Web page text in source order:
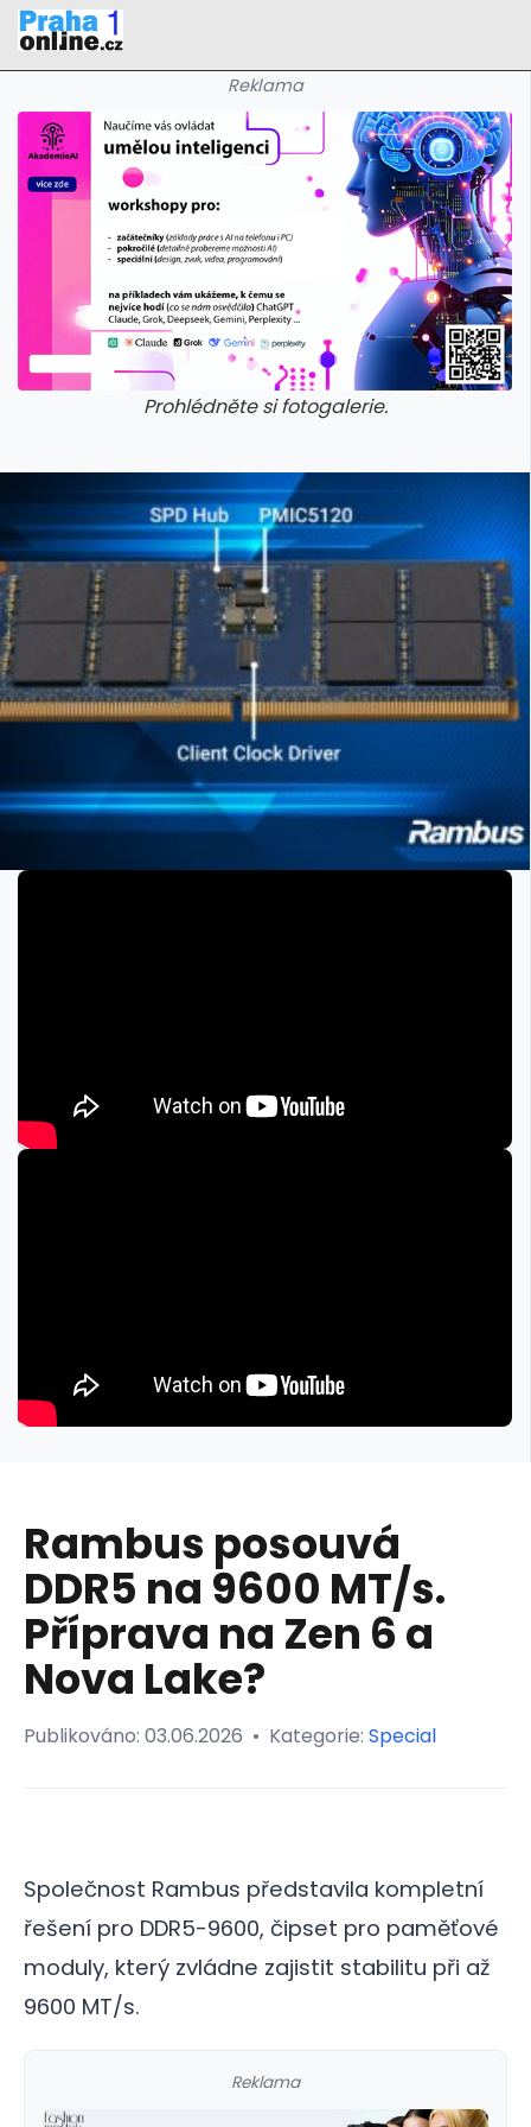
Reklama
Prohlédněte si fotogalerie.
Rambus posouvá
DDR5 na 9600 MT/s.
Příprava na Zen 6 a
Nova Lake?
Publikováno: 03.06.2026 • Kategorie: Special
Společnost Rambus představila kompletní
řešení pro DDR5-9600, čipset pro paměťové
moduly, který zvládne zajistit stabilitu při až
9600 MT/s.
Reklama